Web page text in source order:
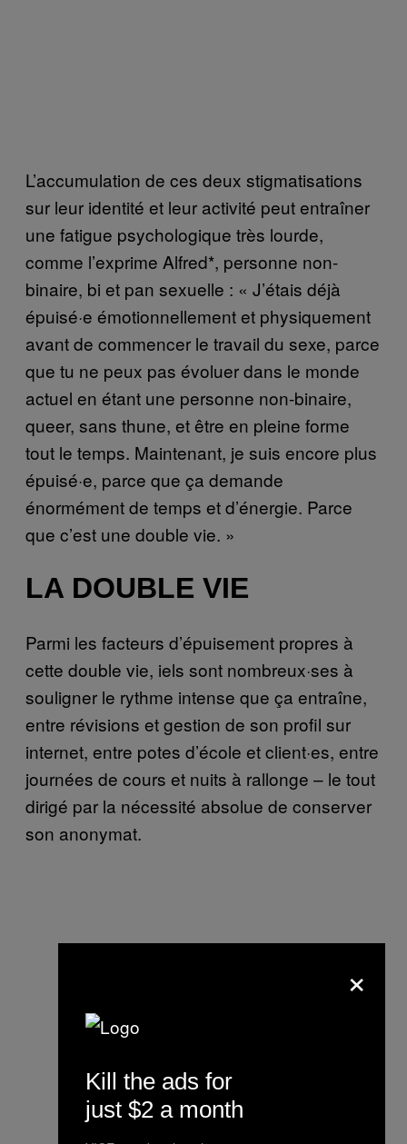
L’accumulation de ces deux stigmatisations
sur leur identité et leur activité peut entraîner
une fatigue psychologique très lourde,
comme l’exprime Alfred*, personne non-
binaire, bi et pan sexuelle : « J’étais déjà
épuisé·e émotionnellement et physiquement
avant de commencer le travail du sexe, parce
que tu ne peux pas évoluer dans le monde
actuel en étant une personne non-binaire,
queer, sans thune, et être en pleine forme
tout le temps. Maintenant, je suis encore plus
épuisé·e, parce que ça demande
énormément de temps et d’énergie. Parce
que c’est une double vie. »
LA DOUBLE VIE
Parmi les facteurs d’épuisement propres à
cette double vie, iels sont nombreux·ses à
souligner le rythme intense que ça entraîne,
entre révisions et gestion de son profil sur
internet, entre potes d’école et client·es, entre
journées de cours et nuits à rallonge – le tout
dirigé par la nécessité absolue de conserver
son anonymat.
×
Kill the ads for
just $2 a month